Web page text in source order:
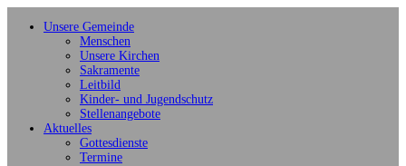
Unsere Gemeinde
Menschen
Unsere Kirchen
Sakramente
Leitbild
Kinder- und Jugendschutz
Stellenangebote
Aktuelles
Gottesdienste
Termine